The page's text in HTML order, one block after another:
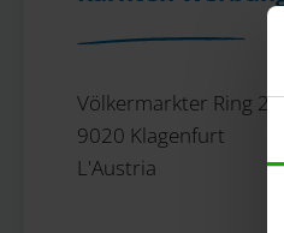
Völkermarkter Ring
9020 Klagenfurt
L'Austria